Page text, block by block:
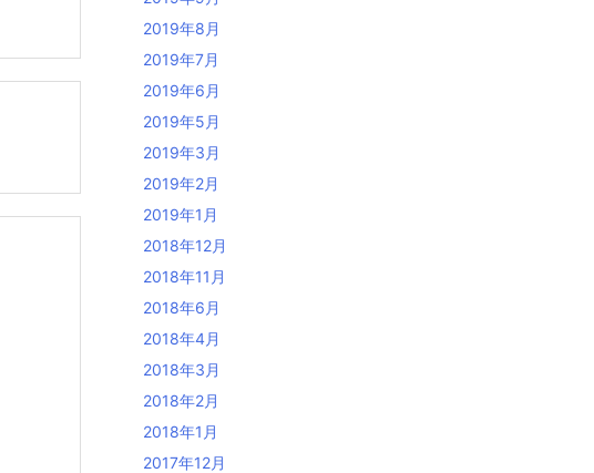
2019年8月
2019年7月
2019年6月
2019年5月
2019年3月
2019年2月
2019年1月
2018年12月
2018年11月
2018年6月
2018年4月
2018年3月
2018年2月
2018年1月
2017年12月